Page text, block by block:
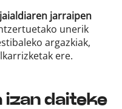
jarraipen
unerik
argazkiak,
ere.
izan daiteke